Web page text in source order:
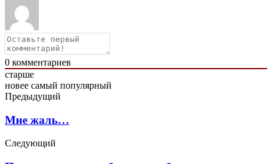
0 комментариев
старше
новее самый популярный
Предыдущий
Мне жаль…
Следующий